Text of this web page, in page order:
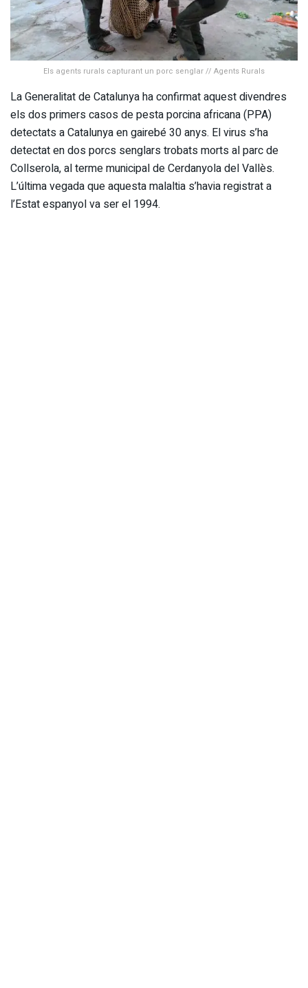
Els agents rurals capturant un porc senglar // Agents Rurals
La Generalitat de Catalunya ha confirmat aquest divendres
els dos primers casos de pesta porcina africana (PPA)
detectats a Catalunya en gairebé 30 anys. El virus s’ha
detectat en dos porcs senglars trobats morts al parc de
Collserola, al terme municipal de Cerdanyola del Vallès.
L’última vegada que aquesta malaltia s’havia registrat a
l’Estat espanyol va ser el 1994.